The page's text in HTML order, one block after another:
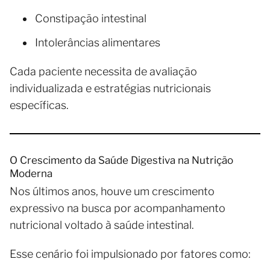
Constipação intestinal
Intolerâncias alimentares
Cada paciente necessita de avaliação
individualizada e estratégias nutricionais
específicas.
O Crescimento da Saúde Digestiva na Nutrição
Moderna
Nos últimos anos, houve um crescimento
expressivo na busca por acompanhamento
nutricional voltado à saúde intestinal.
Esse cenário foi impulsionado por fatores como: